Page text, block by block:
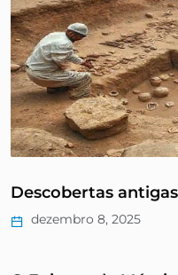
Descobertas
dezembro 8, 2025